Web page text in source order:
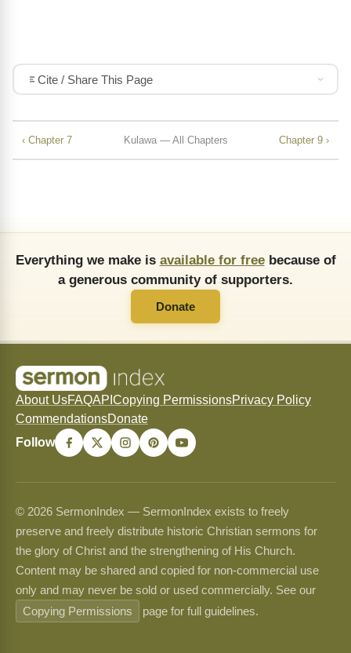
Cite / Share This Page
‹ Chapter 7 Kulawa — All Chapters Chapter 9 ›
Everything we make is available for freebecause of
a generous community of supporters.
Donate
About UsFAQAPI Copying PermissionsPrivacy Policy
CommendationsDonate
Follow
© 2026 SermonIndex — SermonIndex exists to freely
preserve and freely distribute historic Christian sermons for
the glory of Christ and the strengthening of His Church.
Content may be shared and copied for non-commercial use
only and may never be sold or used commercially. See our
Copying Permissions
page for full guidelines.